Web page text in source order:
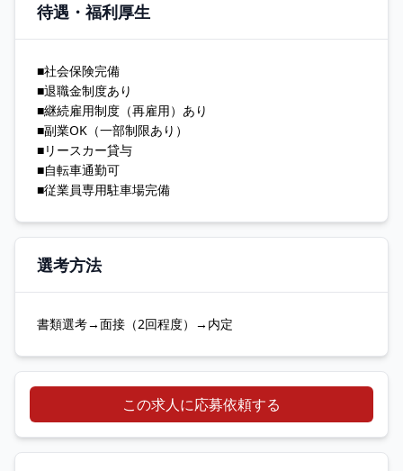
待遇・福利厚生
■社会保険完備
■退職金制度あり
■継続雇用制度（再雇用）あり
■副業OK（一部制限あり）
■リースカー貸与
■自転車通勤可
■従業員専用駐車場完備
選考方法
書類選考→面接（2回程度）→内定
この求人に応募依頼する